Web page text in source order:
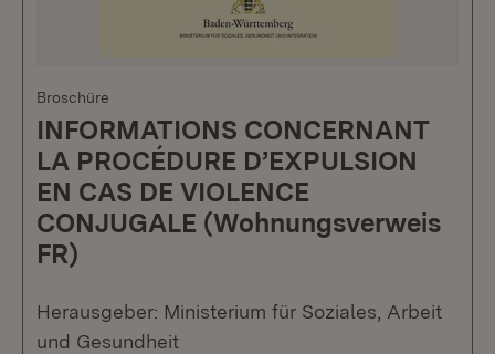
Broschüre
INFORMATIONS CONCERNANT
LA PROCÉDURE D’EXPULSION
EN CAS DE VIOLENCE
CONJUGALE (Wohnungsverweis
FR)
Herausgeber: Ministerium für Soziales, Arbeit
und Gesundheit